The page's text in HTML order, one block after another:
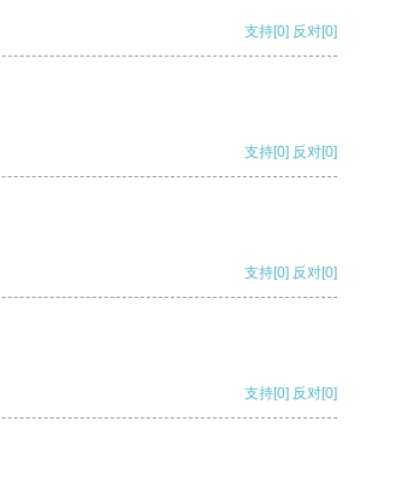
支持[0] 反对[0]
支持[0] 反对[0]
支持[0] 反对[0]
支持[0] 反对[0]